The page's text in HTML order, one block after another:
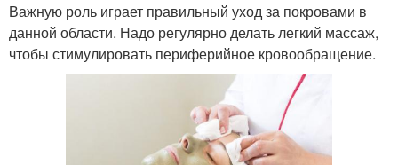
Важную роль играет правильный уход за покровами в
данной области. Надо регулярно делать легкий массаж,
чтобы стимулировать периферийное кровообращение.